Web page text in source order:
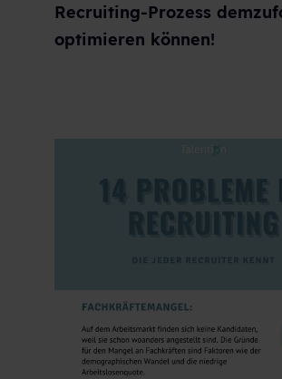
Recruiting-Prozess
optimieren können!